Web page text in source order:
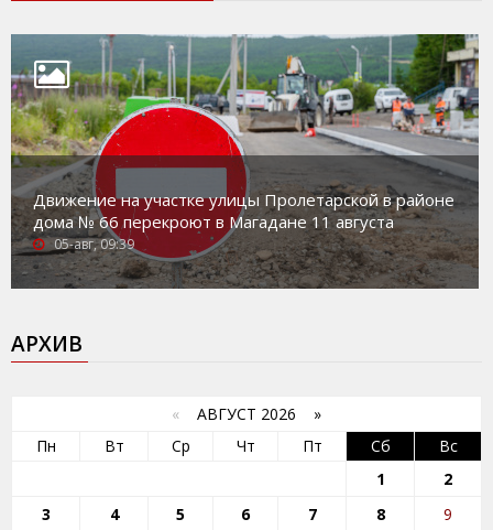
Движение на участке улицы Пролетарской в районе
дома № 66 перекроют в Магадане 11 августа
05-авг, 09:39
АРХИВ
« АВГУСТ 2026 »
Пн
Вт Ср Чт Пт Сб
Вс
1
2
3
4 5 6 7 8
9